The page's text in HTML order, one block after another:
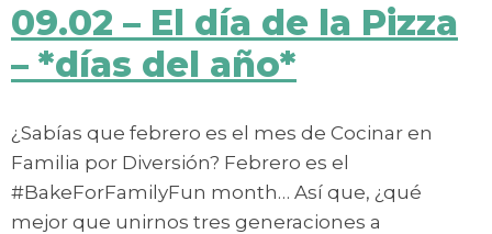
09.02 – El día de la Pizza
– *días del año*
¿Sabías que febrero es el mes de Cocinar en
Familia por Diversión? Febrero es el
#BakeForFamilyFun month… Así que, ¿qué
mejor que unirnos tres generaciones a